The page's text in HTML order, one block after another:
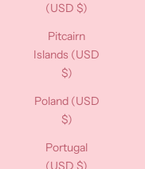
(USD $)
Pitcairn
Islands (USD
$)
Poland (USD
$)
Portugal
(USD $)